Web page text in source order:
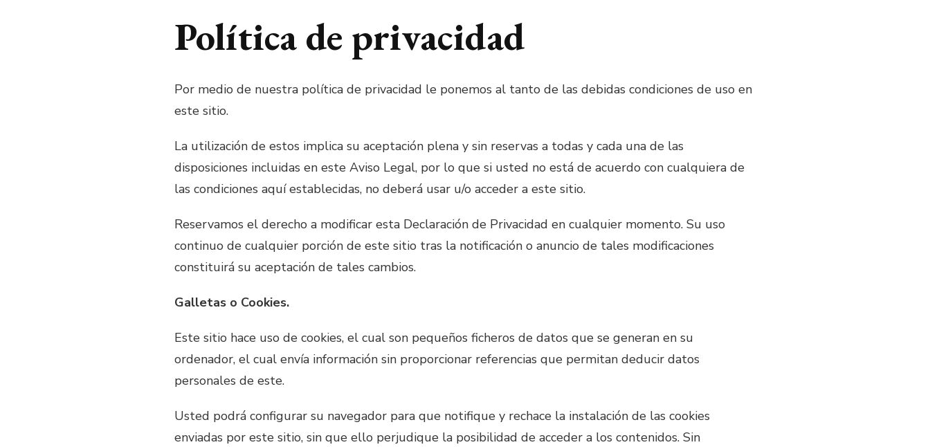
Política de privacidad
Por medio de nuestra política de privacidad le ponemos al tanto de las debidas condiciones de uso en
este sitio.
La utilización de estos implica su aceptación plena y sin reservas a todas y cada una de las
disposiciones incluidas en este Aviso Legal, por lo que si usted no está de acuerdo con cualquiera de
las condiciones aquí establecidas, no deberá usar u/o acceder a este sitio.
Reservamos el derecho a modificar esta Declaración de Privacidad en cualquier momento. Su uso
continuo de cualquier porción de este sitio tras la notificación o anuncio de tales modificaciones
constituirá su aceptación de tales cambios.
Galletas o Cookies.
Este sitio hace uso de cookies, el cual son pequeños ficheros de datos que se generan en su
ordenador, el cual envía información sin proporcionar referencias que permitan deducir datos
personales de este.
Usted podrá configurar su navegador para que notifique y rechace la instalación de las cookies
enviadas por este sitio, sin que ello perjudique la posibilidad de acceder a los contenidos. Sin